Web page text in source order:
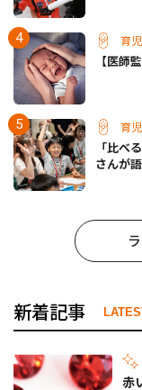
育児
【医師
育児
「比べ
さんが
新着記事
赤